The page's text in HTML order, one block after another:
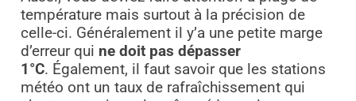
température mais surtout à la précision de
celle-ci. Généralement il y’a une petite marge
d’erreur qui ne doit pas dépasser
1°C. Également, il faut savoir que les stations
météo ont un taux de rafraîchissement qui